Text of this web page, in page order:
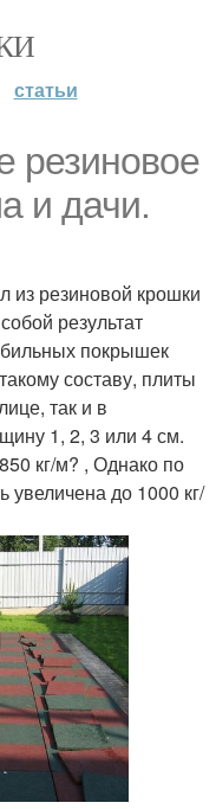
статьи
резиновое
и дачи.
из резиновой крошки
результат
покрышек
составу, плиты
так и в
1, 2, 3 или 4 см.
кг/м? , Однако по
увеличена до 1000 кг/